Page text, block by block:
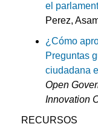
el
Perez,
¿Cómo
Preguntas
ciudadana
Open
Innovation
RECURSOS